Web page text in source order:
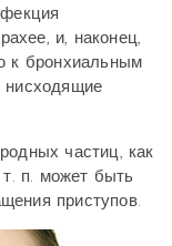
и, наконец,
к бронхиальным
нисходящие
частиц, как
т. п. может быть
приступов.